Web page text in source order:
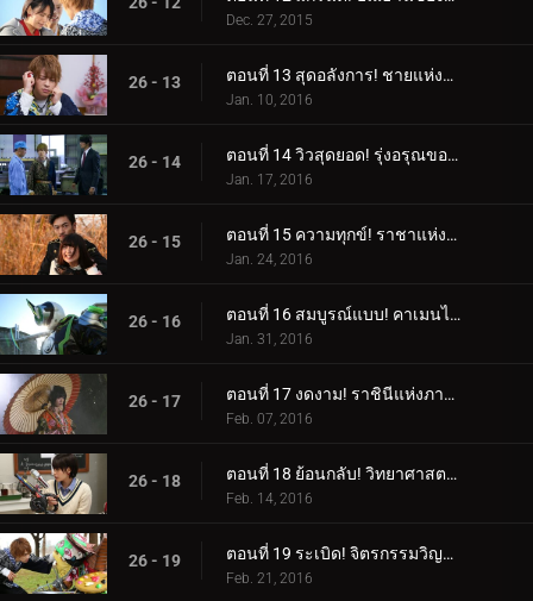
Dec. 27, 2015
26 - 13 ตอนที่ 13 สุดอลังการ! ชายแห่งอิสรภาพ!
Jan. 10, 2016
26 - 14 ตอนที่ 14 วิวสุดยอด! รุ่งอรุณของโลก!
Jan. 17, 2016
26 - 15 ตอนที่ 15 ความทุกข์! ราชาแห่งการหลบหนีที่ดื้อรั้น!
Jan. 24, 2016
26 - 16 ตอนที่ 16 สมบูรณ์แบบ! คาเมนไรเดอร์สีขาว!
Jan. 31, 2016
26 - 17 ตอนที่ 17 งดงาม! ราชินีแห่งภาพลวงตา!
Feb. 07, 2016
26 - 18 ตอนที่ 18 ย้อนกลับ! วิทยาศาสตร์ลึกลับ!
Feb. 14, 2016
26 - 19 ตอนที่ 19 ระเบิด! จิตรกรรมวิญญาณ!
Feb. 21, 2016